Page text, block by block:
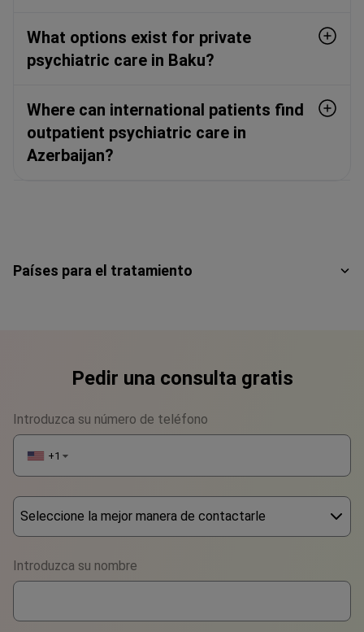
What options exist for private
psychiatric care in Baku?
Where can international patients find
outpatient psychiatric care in
Azerbaijan?
Países para el tratamiento
Pedir una consulta gratis
Introduzca su número de teléfono
+1 ▼
Seleccione la mejor manera de contactarle
WhatsApp
Viber
Introduzca su nombre